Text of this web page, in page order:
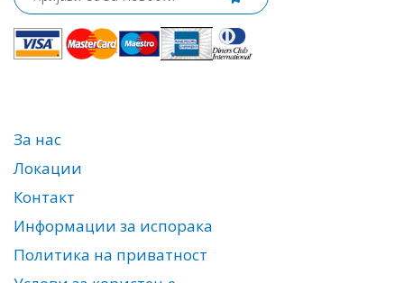
За нас
Локации
Контакт
Информации за испорака
Политика на приватност